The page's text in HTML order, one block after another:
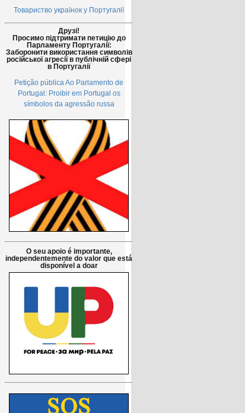
Товариство українок у Португалії
Друзі!
Просимо підтримати петицію до
Парламенту Португалії:
Заборонити використання символів
російської агресії в публічній сфері
в Португалії
Petição pública Ao Parlamento de
Portugal: Proibir em Portugal os
símbolos da agressão russa
O seu apoio é importante,
independentemente do valor que está
disponível a doar